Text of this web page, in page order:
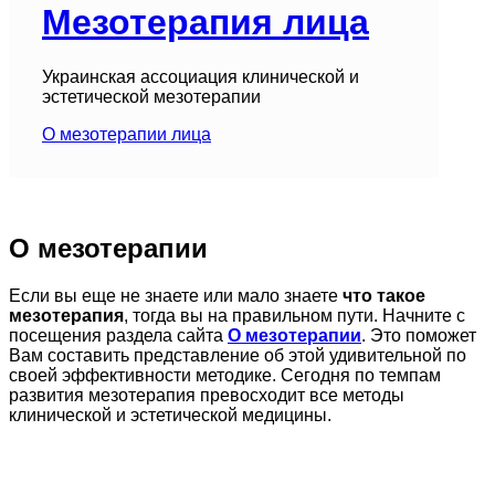
Мезотерапия лица
Украинская ассоциация клинической и
эстетической мезотерапии
О мезотерапии лица
О мезотерапии
Если вы еще не знаете или мало знаете что такое
мезотерапия, тогда вы на правильном пути. Начните с
посещения раздела сайта О мезотерапии. Это поможет
Вам составить представление об этой удивительной по
своей эффективности методике. Сегодня по темпам
развития мезотерапия превосходит все методы
клинической и эстетической медицины.